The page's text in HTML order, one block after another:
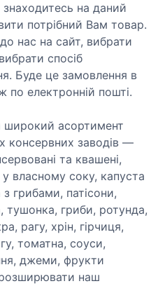
на даний
потрібний Вам товар.
нас на сайт, вибрати
спосіб
Буде це замовлення в
електронній пошті.
асортимент
консервних заводів —
та квашені,
власному соку, капуста
грибами, патісони,
гриби, ротунда,
рагу, хрін, гірчиця,
томатна, соуси,
джеми, фрукти
наш